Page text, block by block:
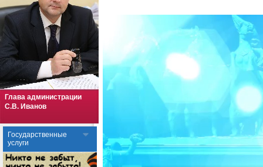
Глава администрации
С.В. Иванов
Государственные
услуги